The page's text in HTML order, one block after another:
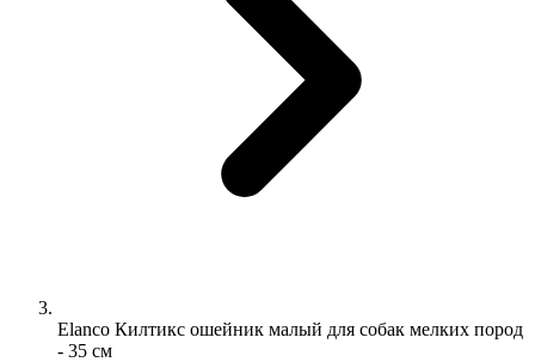
Elanco Килтикс ошейник малый для собак мелких пород
- 35 см